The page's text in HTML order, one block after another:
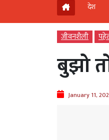
देश
जीवनशैली
बुझो
January 11,